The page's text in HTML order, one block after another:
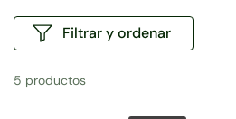
5 productos
Filtrar y ordenar